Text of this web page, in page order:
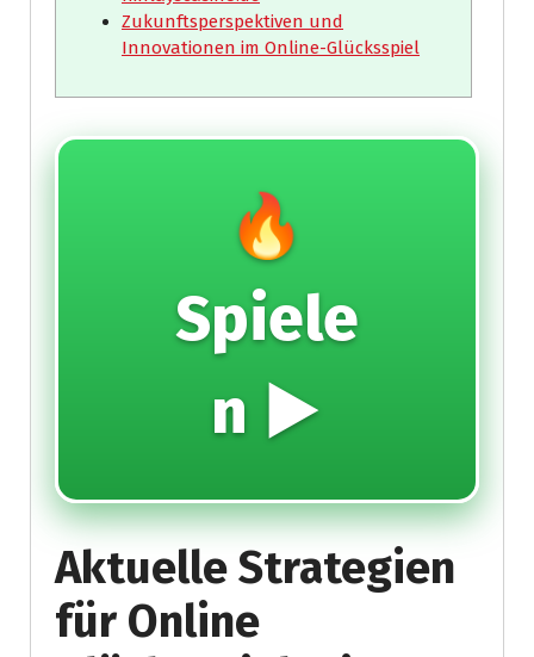
Zukunftsperspektiven und
Innovationen im Online-Glücksspiel
🔥
Spiele
n ▶️
Aktuelle Strategien
für Online